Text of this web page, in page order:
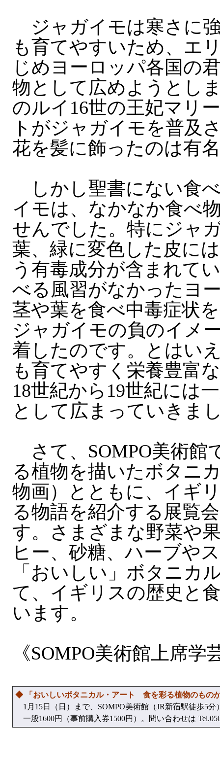
ジャガイモは寒さに
も育てやすいため、エ
じめヨーロッパ各国の
物として広めようとし
のルイ16世の王妃マリ
トがジャガイモを普及
花を髪に飾ったのは有
しかし聖書にない食
イモは、なかなか食べ
せんでした。特にジャ
葉、緑に変色した皮に
う有毒成分が含まれて
べる風習がなかったヨ
茎や葉を食べ中毒症状
ジャガイモの負のイメ
着したのです。とはい
も育てやすく栄養豊富
18世紀から19世紀には
として広まっていきま
さて、SOMPO美術館
る植物を描いたボタニ
物画）とともに、イギ
る物語を紹介する展覧
す。さまざまな野菜や
ヒー、砂糖、ハーブや
「おいしい」ボタニカ
て、イギリスの歴史と
います。
《SOMPO美術館上席
◆ 「おいしいボタニカル・アート 食を彩る植物のもの
1月15日（日）まで、SOMPO美術館（JR新宿駅徒歩5分
一般1600円（事前購入券1500円）。問い合わせは